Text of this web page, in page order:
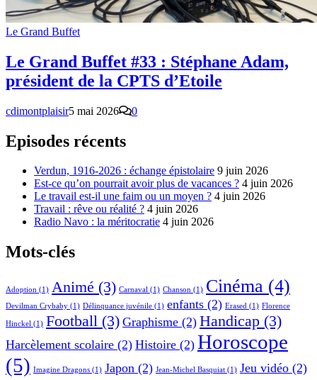
Le Grand Buffet
Le Grand Buffet #33 : Stéphane Adam,
président de la CPTS d’Etoile
cdimontplaisir5 mai 2026 0
Episodes récents
Verdun, 1916-2026 : échange épistolaire 9 juin 2026
Est-ce qu’on pourrait avoir plus de vacances ? 4 juin 2026
Le travail est-il une faim ou un moyen ? 4 juin 2026
Travail : rêve ou réalité ? 4 juin 2026
Radio Navo : la méritocratie 4 juin 2026
Mots-clés
Adoption (1) Animé (3) Carnaval (1) Chanson (1) Cinéma (4)
Devilman Crybaby (1) Délinquance juvénile (1) enfants (2) Erased (1) Florence
Hinckel (1) Football (3) Graphisme (2) Handicap (3)
Harcèlement scolaire (2) Histoire (2) Horoscope
(5) Imagine Dragons (1) Japon (2) Jean-Michel Basquiat (1) Jeu vidéo (2)